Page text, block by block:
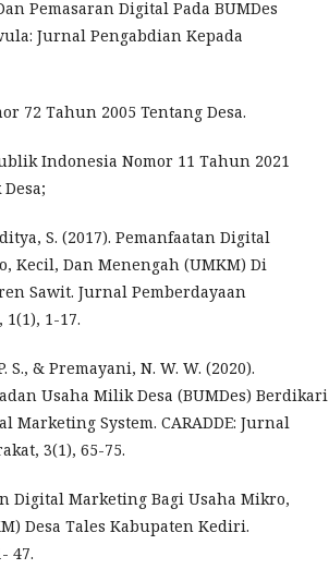
Pemasaran Digital Pada BUMDes
Jurnal Pengabdian Kepada
72 Tahun 2005 Tentang Desa.
Indonesia Nomor 11 Tahun 2021
S. (2017). Pemanfaatan Digital
Kecil, Dan Menengah (UMKM) Di
Sawit. Jurnal Pemberdayaan
1-17.
S., & Premayani, N. W. W. (2020).
Usaha Milik Desa (BUMDes) Berdikari
System. CARADDE: Jurnal
3(1), 65-75.
Digital Marketing Bagi Usaha Mikro,
Desa Tales Kabupaten Kediri.
47.